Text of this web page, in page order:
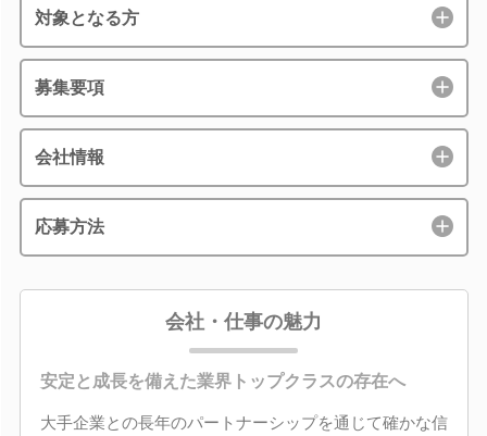
対象となる方
募集要項
会社情報
応募方法
会社・仕事の魅力
安定と成長を備えた業界トップクラスの存在へ
大手企業との長年のパートナーシップを通じて確かな信